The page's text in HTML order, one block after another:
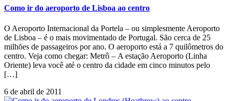
Como ir do aeroporto de Lisboa ao centro
O Aeroporto Internacional da Portela – ou simplesmente Aeroporto
de Lisboa – é o mais movimentado de Portugal. São cerca de 25
milhões de passageiros por ano. O aeroporto está a 7 quilômetros do
centro. Veja como chegar: Metrô – A estação Aeroporto (Linha
Oriente) leva você até o centro da cidade em cinco minutos pelo
[…]
6 de abril de 2011